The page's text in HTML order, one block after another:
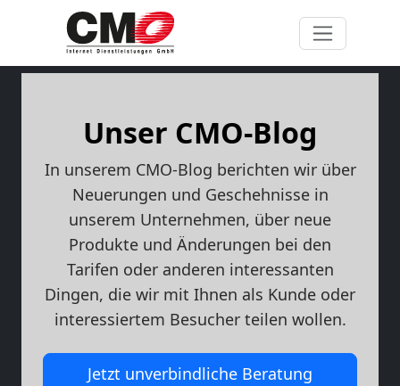
Unser CMO-Blog
In unserem CMO-Blog berichten wir über
Neuerungen und Geschehnisse in
unserem Unternehmen, über neue
Produkte und Änderungen bei den
Tarifen oder anderen interessanten
Dingen, die wir mit Ihnen als Kunde oder
interessiertem Besucher teilen wollen.
Jetzt unverbindliche Beratung